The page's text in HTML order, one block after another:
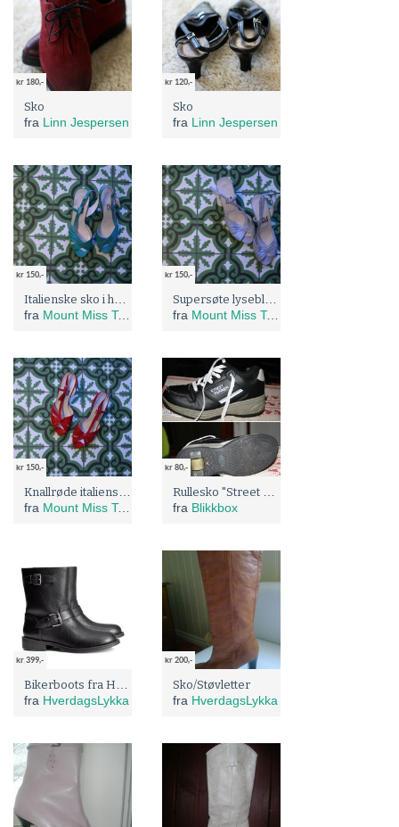
kr 180,-
Sko
fra Linn Jespersen
kr 120,-
Sko
fra Linn Jespersen
kr 150,-
fra Mount Miss Terry
kr 150,-
fra Mount Miss Terry
kr 150,-
fra Mount Miss Terry
kr 80,-
fra Blikkbox
kr 399,-
fra HverdagsLykka
kr 200,-
Sko/Støvletter
fra HverdagsLykka